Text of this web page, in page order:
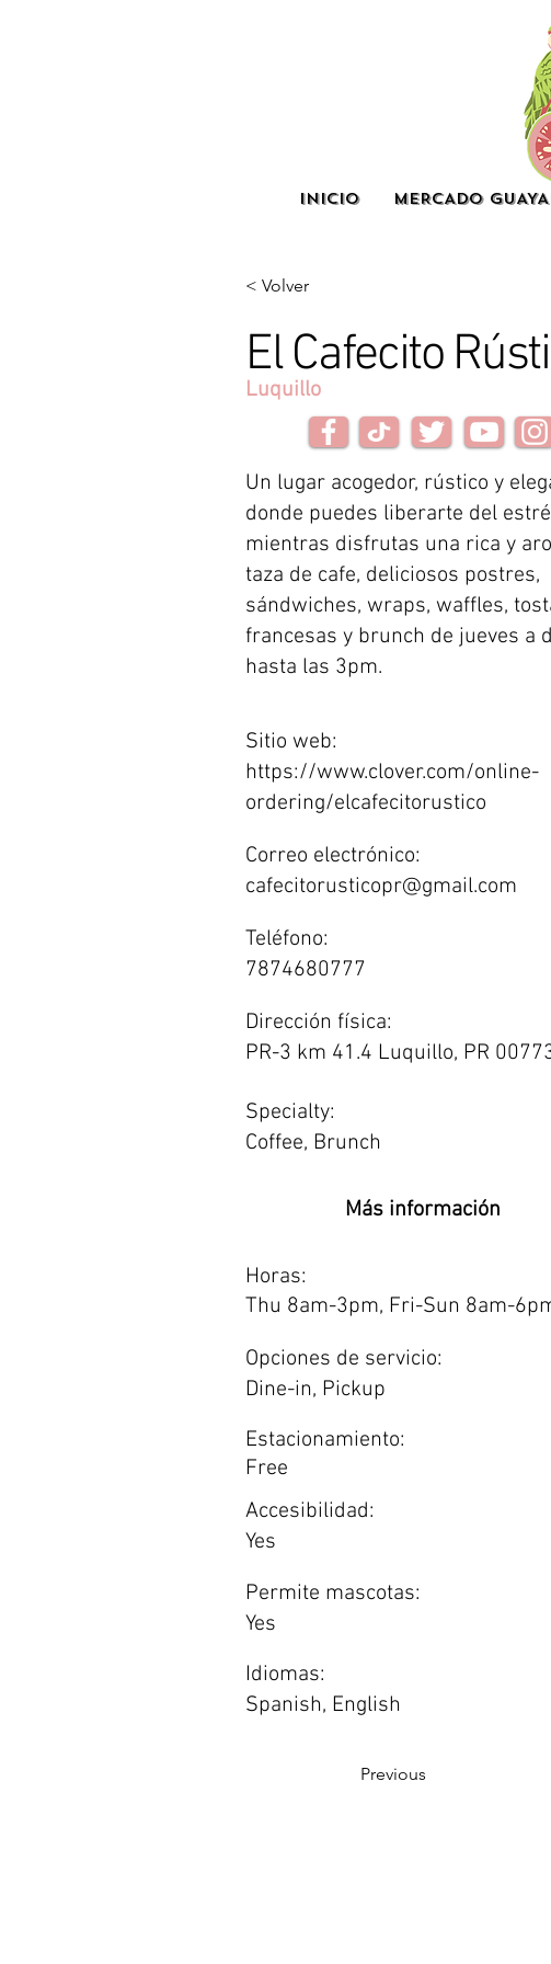
INICIO MERCADO
< Volver
El Cafecito
Luquillo
Un lugar acogedor, rústico y
donde puedes liberarte del
mientras disfrutas una rica y
taza de cafe, deliciosos postres,
sándwiches, wraps, waffles,
francesas y brunch de jueves a
hasta las 3pm.
Sitio web:
https://www.clover.com/online-
ordering/elcafecitorustico
Correo electrónico:
cafecitorusticopr@gmail.com
Teléfono:
7874680777
Dirección física:
PR-3 km 41.4 Luquillo, PR
Specialty:
Coffee, Brunch
Más información
Horas:
Thu 8am-3pm, Fri-Sun 8am-
Opciones de servicio:
Dine-in, Pickup
Estacionamiento:
Free
Accesibilidad:
Yes
Permite mascotas:
Yes
Idiomas:
Spanish, English
Previous